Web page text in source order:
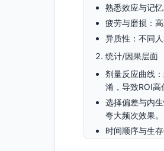
熟悉效应与记
疲劳与磨损：
异质性：不同
统计/因果层面
剂量反应曲线
淆，导致ROI高
选择偏差与内
夸大频次效果。
时间顺序与生